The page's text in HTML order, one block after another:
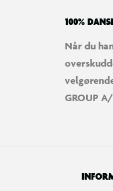
100%
Når du
GROUP A/